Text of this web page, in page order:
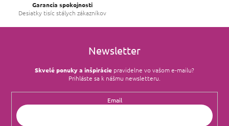
Garancia spokojnosti
Desiatky tisíc stálych zákazníkov
Newsletter
Skvelé ponuky a inšpirácie pravidelne vo vašom e‑mailu?
Prihláste sa k nášmu newsletteru.
Email